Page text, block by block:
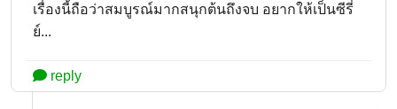
เรื่องนี้ถือว่าสมบูรณ์มากสนุกต้นถึงจบ อยากให้เป็นซีรี่
ย์...
reply